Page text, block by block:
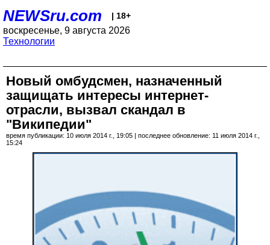
NEWSru.com | 18+
воскресенье, 9 августа 2026
Технологии
Новый омбудсмен, назначенный
защищать интересы интернет-
отрасли, вызвал скандал в
"Википедии"
время публикации: 10 июля 2014 г., 19:05 | последнее обновление: 11 июля 2014 г.,
15:24